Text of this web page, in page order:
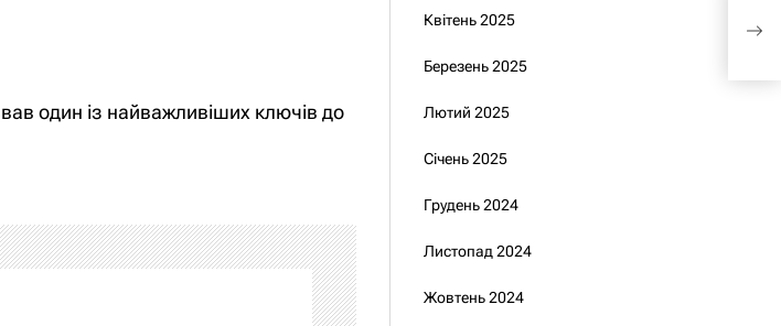
один із найважливіших ключів до
Квітень 2025
Березень 2025
Лютий 2025
Січень 2025
Грудень 2024
Листопад 2024
Жовтень 2024